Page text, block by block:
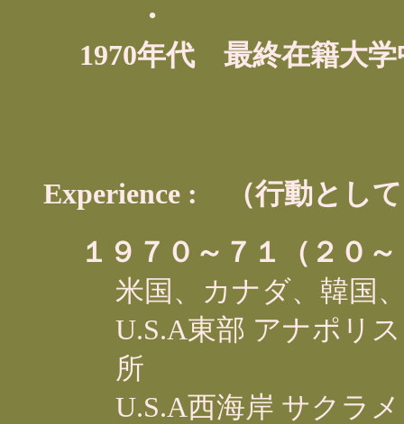
・
1970年代 最終在籍大学
Experience : （行動として
１９７０～７１（２０
米国、カナダ、韓国
U.S.A東部 アナポリ
所
U.S.A西海岸 サクラ